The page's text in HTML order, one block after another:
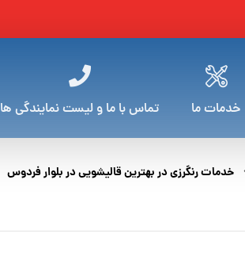
خدمات ما تماس با ما و لیست نمایندگی ها
خدمات رنگرزی در بهترین قالیشویی در بلوار فردوس